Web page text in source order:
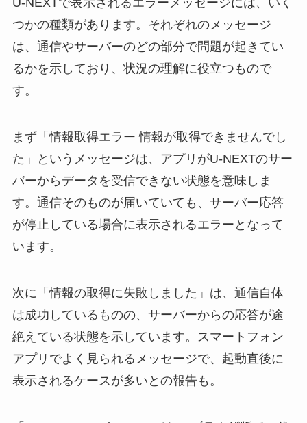
U-NEXTで表示されるエラーメッセージには、いく
つかの種類があります。それぞれのメッセージ
は、通信やサーバーのどの部分で問題が起きてい
るかを示しており、状況の理解に役立つもので
す。
まず「情報取得エラー 情報が取得できませんでし
た」というメッセージは、アプリがU-NEXTのサー
バーからデータを受信できない状態を意味しま
す。通信そのものが届いていても、サーバー応答
が停止している場合に表示されるエラーとなって
います。
次に「情報の取得に失敗しました」は、通信自体
は成功しているものの、サーバーからの応答が途
絶えている状態を示しています。スマートフォン
アプリでよく見られるメッセージで、起動直後に
表示されるケースが多いとの報告も。